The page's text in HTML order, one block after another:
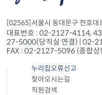
[02565]서울시 동대문구 천호대
대표번호 : 02-2127-4114,
27-5000(당직실 연결) | 02-
FAX : 02-2127-5096 (종합상
누리집오류신고
찾아오시는길
직원검색